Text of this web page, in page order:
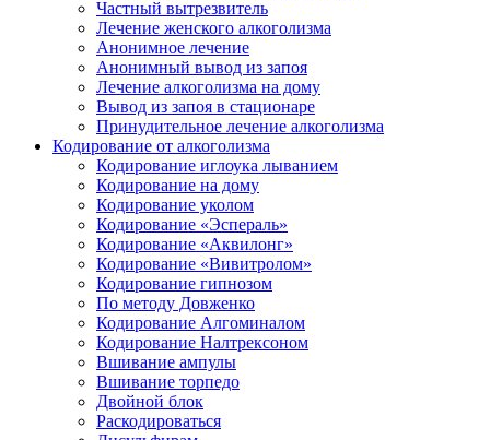
Частный вытрезвитель
Лечение женского алкоголизма
Анонимное лечение
Анонимный вывод из запоя
Лечение алкоголизма на дому
Вывод из запоя в стационаре
Принудительное лечение алкоголизма
Кодирование от алкоголизма
Кодирование иглоука лыванием
Кодирование на дому
Кодирование уколом
Кодирование «Эспераль»
Кодирование «Аквилонг»
Кодирование «Вивитролом»
Кодирование гипнозом
По методу Довженко
Кодирование Алгоминалом
Кодирование Налтрексоном
Вшивание ампулы
Вшивание торпедо
Двойной блок
Раскодироваться